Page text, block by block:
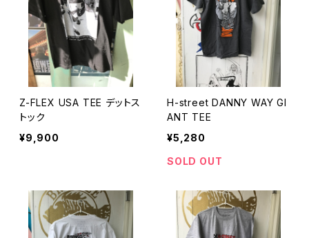
Z-FLEX USA TEE デットス
トック
¥9,900
H-street DANNY WAY GI
ANT TEE
¥5,280
SOLD OUT